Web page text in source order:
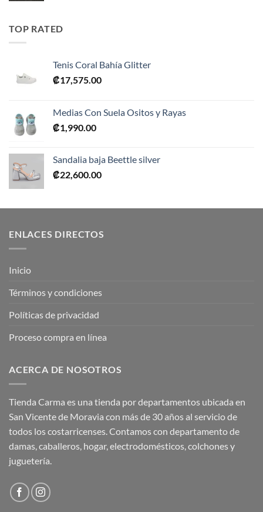
TOP RATED
Tenis Coral Bahía Glitter
₡17,575.00
Medias Con Suela Ositos y Rayas
₡1,990.00
Sandalia baja Beettle silver
₡22,600.00
ENLACES DIRECTOS
Inicio
Términos y condiciones
Políticas de privacidad
Proceso compra en línea
ACERCA DE NOSOTROS
Tienda Carma es una tienda por departamentos ubicada en
San Vicente de Moravia con más de 30 años al servicio de
todos los costarricenses. Contamos con departamento de
damas, caballeros, hogar, electrodomésticos, colchones y
juguetería.